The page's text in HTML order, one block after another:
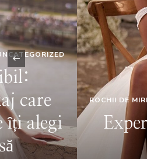
ROCHII DE MIREASA SFATURI
Experienta de
‹